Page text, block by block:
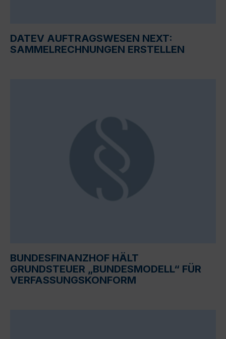
DATEV AUFTRAGSWESEN NEXT:
SAMMELRECHNUNGEN ERSTELLEN
BUNDESFINANZHOF HÄLT
GRUNDSTEUER „BUNDESMODELL“ FÜR
VERFASSUNGSKONFORM